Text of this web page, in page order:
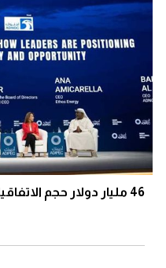
46 مليار دولار حجم الاتفاقيات الموقعة خلال اديبك 2025